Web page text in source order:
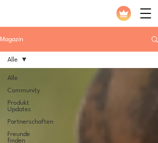
Magazin
Alle
Community
Produkt
Updates
Partnerschaften
Freunde
finden
Alle